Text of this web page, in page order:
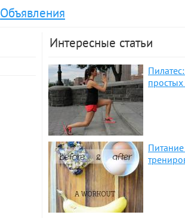
Объявления
Интересные статьи